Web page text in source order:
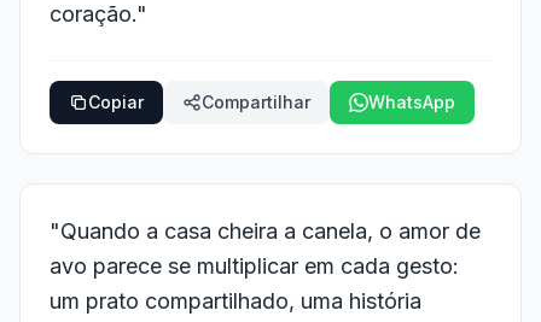
coração."
Copiar Compartilhar WhatsApp
"Quando a casa cheira a canela, o amor de
avo parece se multiplicar em cada gesto:
um prato compartilhado, uma história